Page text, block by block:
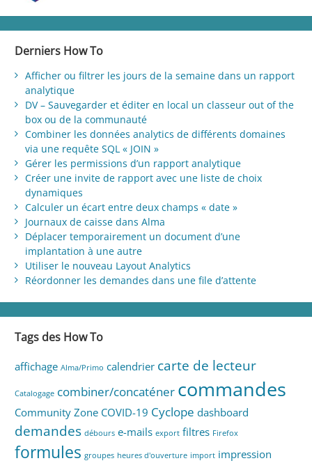
Derniers How To
Afficher ou filtrer les jours de la semaine dans un rapport
analytique
DV – Sauvegarder et éditer en local un classeur out of the
box ou de la communauté
Combiner les données analytics de différents domaines
via une requête SQL « JOIN »
Gérer les permissions d’un rapport analytique
Créer une invite de rapport avec une liste de choix
dynamiques
Calculer un écart entre deux champs « date »
Journaux de caisse dans Alma
Déplacer temporairement un document d’une
implantation à une autre
Utiliser le nouveau Layout Analytics
Réordonner les demandes dans une file d’attente
Tags des How To
affichage Alma/Primo calendrier carte de lecteur
Catalogage combiner/concaténer commandes
Community Zone COVID-19 Cyclope dashboard
demandes débours e-mails export filtres Firefox
formules groupes heures d'ouverture import impression